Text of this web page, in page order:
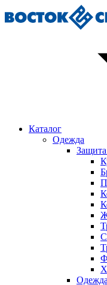
Каталог
Одежда